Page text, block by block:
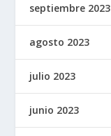
septiembre 2023
agosto 2023
julio 2023
junio 2023